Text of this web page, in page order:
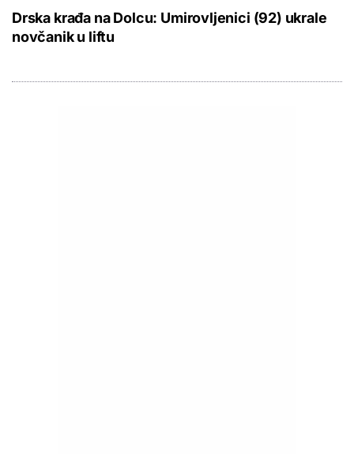
Drska krađa na Dolcu: Umirovljenici (92) ukrale
novčanik u liftu